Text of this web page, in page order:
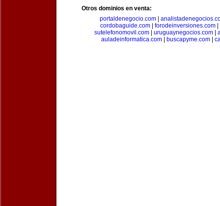
Otros dominios en venta:
portaldenegocio.com|
cordobaguide.com
forodeinversiones.com
sutelefonomovil.com| uruguaynegocios.com|
auladeinformatica.com| buscapyme.com|